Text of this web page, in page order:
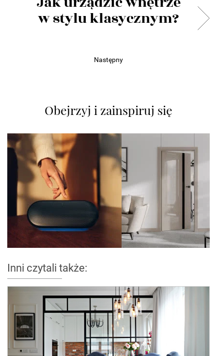
w stylu klasycznym?
Następny
Obejrzyj i zainspiruj się
Inni czytali także: